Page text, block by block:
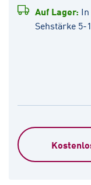
Auf Lager:
Sehstärke 5-